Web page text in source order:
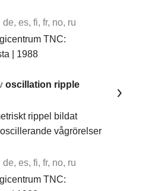
de, es, fi, fr, no, ru
TNC:
| 1988
oscillation ripple
rippel bildat
vågrörelser
de, es, fi, fr, no, ru
TNC: